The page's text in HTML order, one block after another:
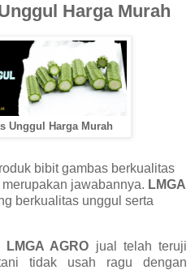
Harga Murah
Unggul Harga Murah
bibit gambas berkualitas
merupakan jawabannya. LMGA
berkualitas unggul serta
LMGA AGRO jual telah teruji
tidak usah ragu dengan